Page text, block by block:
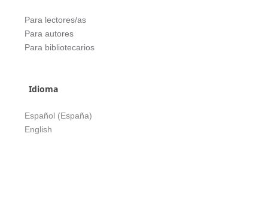
Para lectores/as
Para autores
Para bibliotecarios
Idioma
Español (España)
English